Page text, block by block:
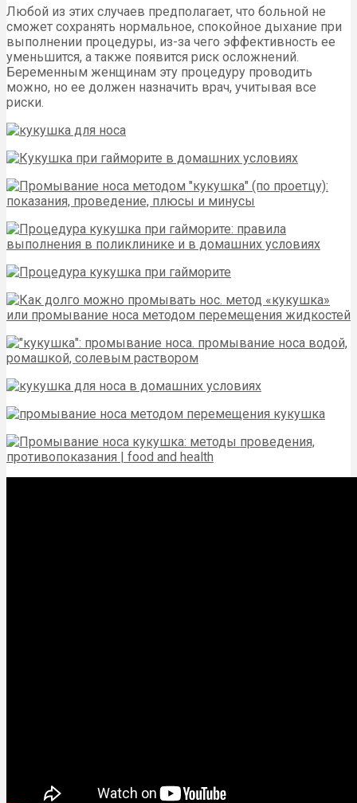
Любой из этих случаев предполагает, что больной не
сможет сохранять нормальное, спокойное дыхание при
выполнении процедуры, из-за чего эффективность ее
уменьшится, а также появится риск осложнений.
Беременным женщинам эту процедуру проводить
можно, но ее должен назначить врач, учитывая все
риски.